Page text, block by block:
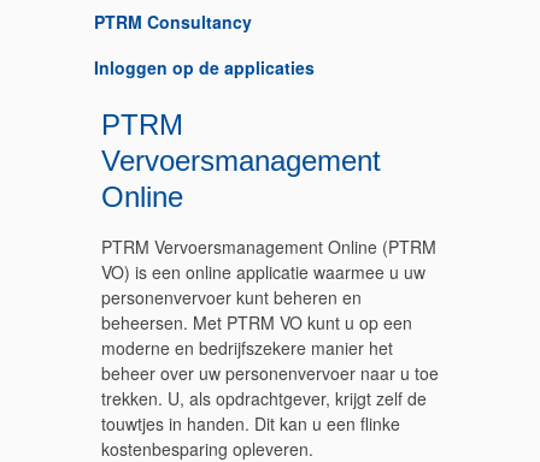
PTRM Consultancy
Inloggen op de applicaties
PTRM
Vervoersmanagement
Online
PTRM Vervoersmanagement Online (PTRM
VO) is een online applicatie waarmee u uw
personenvervoer kunt beheren en
beheersen. Met PTRM VO kunt u op een
moderne en bedrijfszekere manier het
beheer over uw personenvervoer naar u toe
trekken. U, als opdrachtgever, krijgt zelf de
touwtjes in handen. Dit kan u een flinke
kostenbesparing opleveren.